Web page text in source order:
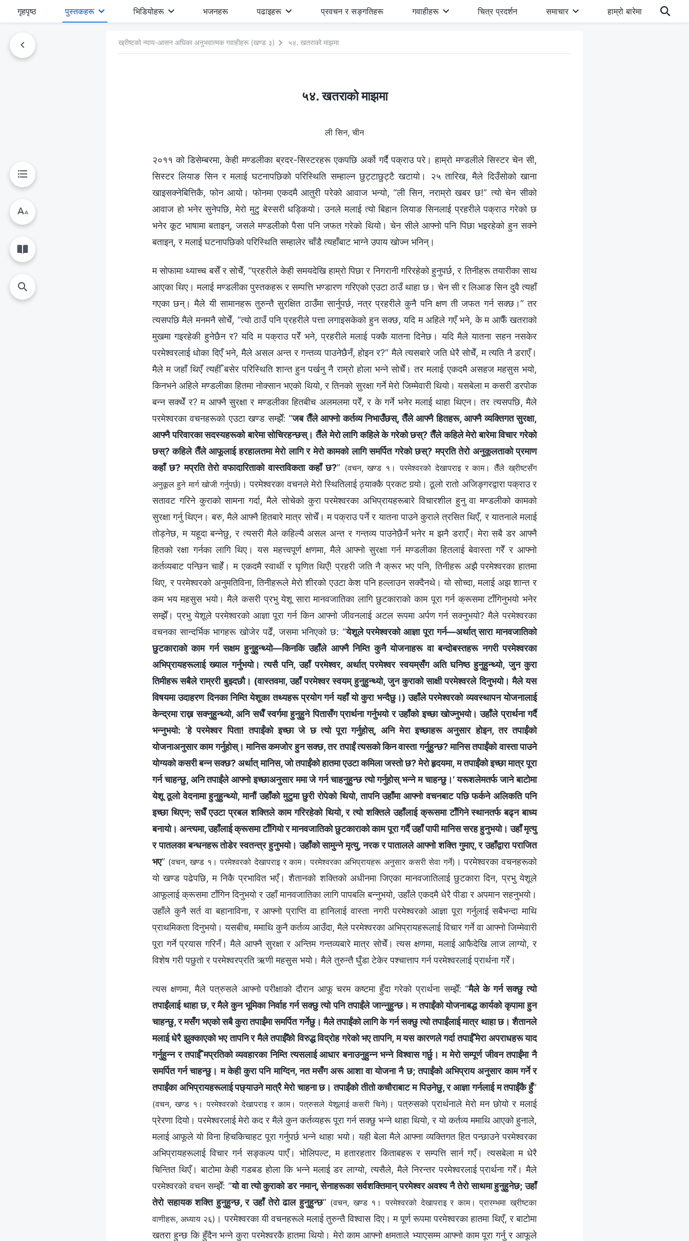
गृहपृष्ठ पुस्तकहरू भिडियोहरू भजनहरू पढाइहरू प्रवचन र सङ्गतिहरू गवाहीहरू चित्र प्रदर्शन समाचार हाम्रो बारेमा
ख्रीष्‍टको न्याय-आसन अघिका अनुभवात्मक गवाहीहरू (खण्ड ३) ५४. खतराको माझमा
५४. खतराको माझमा
ली सिन, चीन
२०११ को डिसेम्बरमा, केही मण्डलीका ब्रदर-सिस्टरहरू एकपछि अर्को गर्दै पक्राउ परे। हाम्रो मण्डलीले सिस्टर चेन सी,
सिस्टर लियाङ सिन र मलाई घटनापछिको परिस्थिति सम्हाल्न छुट्टाछुट्टै खटायो। २५ तारिख, मैले दिउँसोको खाना
खाइसक्नेबित्तिकै, फोन आयो। फोनमा एकदमै आतुरी परेको आवाज भन्यो, “ली सिन, नराम्रो खबर छ!” त्यो चेन सीको
आवाज हो भनेर सुनेपछि, मेरो मुटु बेस्सरी धड्कियो। उनले मलाई त्यो बिहान लियाङ सिनलाई प्रहरीले पक्राउ गरेको छ
भनेर कूट भाषामा बताइन्, जसले मण्डलीको पैसा पनि जफत गरेको थियो। चेन सीले आफ्नो पनि पिछा भइरहेको हुन सक्ने
बताइन्, र मलाई घटनापछिको परिस्थिति सम्हालेर चाँडै त्यहाँबाट भाग्ने उपाय खोज्न भनिन्।
म सोफामा थ्याच्च बसेँ र सोचेँ, “प्रहरीले केही समयदेखि हाम्रो पिछा र निगरानी गरिरहेको हुनुपर्छ, र तिनीहरू तयारीका साथ
आएका थिए। मलाई मण्डलीका पुस्तकहरू र सम्पत्ति भण्डारण गरिएको एउटा ठाउँ थाहा छ। चेन सी र लिआङ सिन दुवै त्यहाँ
गएका छन्। मैले यी सामानहरू तुरुन्तै सुरक्षित ठाउँमा सार्नुपर्छ, नत्र प्रहरीले कुनै पनि क्षण ती जफत गर्न सक्छ।” तर
त्यसपछि मैले मनमनै सोचेँ, “त्यो ठाउँ पनि प्रहरीले पत्ता लगाइसकेको हुन सक्छ, यदि म अहिले गएँ भने, के म आफैँ खतराको
मुखमा गइरहेकी हुनेछैन र? यदि म पक्राउ परेँ भने, प्रहरीले मलाई पक्कै यातना दिनेछ। यदि मैले यातना सहन नसकेर
परमेश्‍वरलाई धोका दिएँ भने, मैले असल अन्त र गन्तव्य पाउनेछैनँ, होइन र?” मैले त्यसबारे जति धेरै सोचेँ, म त्यति नै डराएँ।
मैले म जहाँ थिएँ त्यहीँ बसेर परिस्थिति शान्त हुन पर्खनु नै राम्रो होला भन्ने सोचेँ। तर मलाई एकदमै असहज महसुस भयो,
किनभने अहिले मण्डलीका हितमा नोक्सान भएको थियो, र तिनको सुरक्षा गर्ने मेरो जिम्मेवारी थियो। यसबेला म कसरी डरपोक
बन्न सक्थेँ र? म आफ्नै सुरक्षा र मण्डलीका हितबीच अलमलमा परेँ, र के गर्ने भनेर मलाई थाहा थिएन। तर त्यसपछि, मैले
परमेश्‍वरका वचनहरूको एउटा खण्ड सम्झेँ: “जब तैँले आफ्‍नो कर्तव्य निभाउँछस्, तैँले आफ्‍नै हितहरू, आफ्‍नै व्यक्तिगत सुरक्षा,
आफ्नै परिवारका सदस्यहरूको बारेमा सोचिरहन्छस्। तैँले मेरो लागि कहिले के गरेको छस्? तैँले कहिले मेरो बारेमा विचार गरेको
छस्? कहिले तैँले आफूलाई हरहालतमा मेरो लागि र मेरो कामको लागि समर्पित गरेको छस्? मप्रति तेरो अनुकूलताको प्रमाण
कहाँ छ? मप्रति तेरो वफादारिताको वास्तविकता कहाँ छ?” (वचन, खण्ड १। परमेश्‍वरको देखापराइ र काम। तैँले ख्रीष्‍टसँग
अनुकूल हुने मार्ग खोजी गर्नुपर्छ) । परमेश्‍वरका वचनले मेरो स्थितिलाई ठ्याक्कै प्रकट गर्‍यो। ठूलो रातो अजिङ्गरद्वारा पक्राउ र
सतावट गरिने कुराको सामना गर्दा, मैले सोचेको कुरा परमेश्‍वरका अभिप्रायहरूबारे विचारशील हुनु वा मण्डलीको कामको
सुरक्षा गर्नु थिएन। बरु, मैले आफ्नै हितबारे मात्र सोचेँ। म पक्राउ पर्ने र यातना पाउने कुराले त्रसित थिएँ, र यातनाले मलाई
तोड्नेछ, म यहूदा बन्नेछु, र त्यसरी मैले कहिल्यै असल अन्त र गन्तव्य पाउनेछैनँ भनेर म झनै डराएँ। मेरा सबै डर आफ्नै
हितको रक्षा गर्नका लागि थिए। यस महत्त्वपूर्ण क्षणमा, मैले आफ्नो सुरक्षा गर्न मण्डलीका हितलाई बेवास्ता गरेँ र आफ्नो
कर्तव्यबाट पन्छिन चाहेँ। म एकदमै स्वार्थी र घृणित थिएँ! प्रहरी जति नै क्रूर भए पनि, तिनीहरू अझै परमेश्‍वरका हातमा
थिए, र परमेश्‍वरको अनुमतिविना, तिनीहरूले मेरो शीरको एउटा केश पनि हल्लाउन सक्दैनथे। यो सोच्दा, मलाई अझ शान्त र
कम भय महसुस भयो। मैले कसरी प्रभु येशू सारा मानवजातिका लागि छुटकाराको काम पूरा गर्न क्रूसमा टाँगिनुभयो भनेर
सम्झेँ। प्रभु येशूले परमेश्‍वरको आज्ञा पूरा गर्न किन आफ्नो जीवनलाई अटल रूपमा अर्पण गर्न सक्नुभयो? मैले परमेश्‍वरका
वचनका सान्दर्भिक भागहरू खोजेर पढेँ, जसमा भनिएको छ: “येशूले परमेश्‍वरको आज्ञा पूरा गर्न—अर्थात् सारा मानवजातिको
छुटकाराको काम गर्न सक्षम हुनुहुन्थ्यो—किनकि उहाँले आफ्नै निम्ति कुनै योजनाहरू वा बन्दोबस्तहरू नगरी परमेश्‍वरका
अभिप्रायहरूलाई ख्याल गर्नुभयो। त्यसै पनि, उहाँ परमेश्‍वर, अर्थात् परमेश्‍वर स्वयम्‌सँग अति घनिष्ठ हुनुहुन्थ्यो, जुन कुरा
तिमीहरू सबैले राम्ररी बुझ्दछौ। (वास्तवमा, उहाँ परमेश्‍वर स्वयम्‌ हुनुहुन्थ्यो, जुन कुराको साक्षी परमेश्‍वरले दिनुभयो। मैले यस
विषयमा उदाहरण दिनका निम्ति येशूका तथ्यहरू प्रयोग गर्न यहाँ यो कुरा भन्दैछु।) उहाँले परमेश्‍वरको व्यवस्थापन योजनालाई
केन्द्रमा राख्न सक्‍नुहुन्थ्यो, अनि सधैँ स्वर्गमा हुनुहुने पितासँग प्रार्थना गर्नुभयो र उहाँको इच्छा खोज्नुभयो। उहाँले प्रार्थना गर्दै
भन्नुभयो: ‘हे परमेश्‍वर पिता! तपाईंको इच्छा जे छ त्यो पूरा गर्नुहोस्, अनि मेरा इच्छाहरू अनुसार होइन, तर तपाईंको
योजनाअनुसार काम गर्नुहोस्। मानिस कमजोर हुन सक्छ, तर तपाईं त्यसको किन वास्ता गर्नुहुन्छ? मानिस तपाईंको वास्ता पाउने
योग्यको कसरी बन्न सक्छ? अर्थात् मानिस, जो तपाईंको हातमा एउटा कमिला जस्तो छ? मेरो हृदयमा, म तपाईंको इच्छा मात्र पूरा
गर्न चाहन्छु, अनि तपाईंले आफ्नो इच्छाअनुसार ममा जे गर्न चाहनुहुन्छ त्यो गर्नुहोस् भन्‍ने म चाहन्छु।’ यरूशलेमतर्फ जाने बाटोमा
येशू ठूलो वेदनामा हुनुहुन्थ्यो, मानौं उहाँको मुटुमा छुरी रोपेको थियो, तापनि उहाँमा आफ्नो वचनबाट पछि फर्कने अलिकति पनि
इच्छा थिएन; सधैँ एउटा प्रबल शक्तिले काम गरिरहेको थियो, र त्यो शक्तिले उहाँलाई क्रूसमा टाँगिने स्थानतर्फ बढ्न बाध्य
बनायो। अन्त्यमा, उहाँलाई क्रूसमा टाँगियो र मानवजातिको छुटकाराको काम पूरा गर्दै उहाँ पापी मानिस सरह हुनुभयो। उहाँ मृत्यु
र पातलका बन्धनहरू तोडेर स्वतन्त्र हुनुभयो। उहाँको सामुन्ने मृत्यु, नरक र पातालले आफ्‍नो शक्ति गुमाए, र उहाँद्वारा पराजित
भए” (वचन, खण्ड १। परमेश्‍वरको देखापराइ र काम। परमेश्‍वरका अभिप्रायहरू अनुसार कसरी सेवा गर्ने) । परमेश्‍वरका वचनहरूको
यो खण्ड पढेपछि, म निकै प्रभावित भएँ। शैतानको शक्तिको अधीनमा जिएका मानवजातिलाई छुटकारा दिन, प्रभु येशूले
आफूलाई क्रूसमा टाँगिन दिनुभयो र उहाँ मानवजातिका लागि पापबलि बन्नुभयो, उहाँले एकदमै धेरै पीडा र अपमान सहनुभयो।
उहाँले कुनै सर्त वा बहानाविना, र आफ्नो प्राप्ति वा हानिलाई वास्ता नगरी परमेश्‍वरको आज्ञा पूरा गर्नुलाई सबैभन्दा माथि
प्राथमिकता दिनुभयो। यसबीच, ममाथि कुनै कर्तव्य आउँदा, मैले परमेश्‍वरका अभिप्रायहरूलाई विचार गर्ने वा आफ्नो जिम्मेवारी
पूरा गर्ने प्रयास गरिनँ। मैले आफ्नै सुरक्षा र अन्तिम गन्तव्यबारे मात्र सोचेँ। त्यस क्षणमा, मलाई आफैदेखि लाज लाग्यो, र
विशेष गरी पछुतो र परमेश्‍वरप्रति ऋणी महसुस भयो। मैले तुरुन्तै घुँडा टेकेर पश्चात्ताप गर्न परमेश्‍वरलाई प्रार्थना गरेँ।
त्यस क्षणमा, मैले पत्रुसले आफ्नो परीक्षाको दौरान आफू चरम कष्टमा हुँदा गरेको प्रार्थना सम्झेँ: “मैले के गर्न सक्छु त्यो
तपाईंलाई थाहा छ, र मैले कुन भूमिका निर्वाह गर्न सक्छु त्यो पनि तपाईंले जान्‍नुहुन्छ। म तपाईंको योजनाबद्ध कार्यको कृपामा हुन
चाहन्छु, र मसँग भएको सबै कुरा तपाईंमा समर्पित गर्नेछु। मैले तपाईंको लागि के गर्न सक्छु त्यो तपाईंलाई मात्र थाहा छ। शैतानले
मलाई धेरै झुक्‍काएको भए तापनि र मैले तपाईँको विरुद्ध विद्रोह गरेको भए तापनि, म यस कारणले गर्दा तपाईँ मेरा अपराधहरू याद
गर्नुहुन्‍न र तपाईँ मप्रतिको व्यवहारका निम्ति त्यसलाई आधार बनाउनुहुन्‍न भन्‍ने विश्‍वास गर्छु। म मेरो सम्पूर्ण जीवन तपाईंमा नै
समर्पित गर्न चाहन्छु। म केही कुरा पनि माग्दिन, नत मसँग अरू आशा वा योजना नै छ; तपाईंको अभिप्राय अनुसार काम गर्ने र
तपाईंका अभिप्रायहरूलाई पछ्याउने मात्रै मेरो चाहना छ। तपाईंको तीतो कचौराबाट म पिउनेछु, र आज्ञा गर्नलाई म तपाईंकै हुँ”
(वचन, खण्ड १। परमेश्‍वरको देखापराइ र काम। पत्रुसले येशूलाई कसरी चिने) । पत्रुसको प्रार्थनाले मेरो मन छोयो र मलाई
प्रेरणा दियो। परमेश्‍वरलाई मेरो कद र मैले कुन कर्तव्यहरू पूरा गर्न सक्छु भन्‍ने थाहा थियो, र यो कर्तव्य ममाथि आएको हुनाले,
मलाई आफूले यो विना हिचकिचाहट पूरा गर्नुपर्छ भन्‍ने थाहा भयो। यही बेला मैले आफ्ना व्यक्तिगत हित पन्छाउने परमेश्‍वरका
अभिप्रायहरूलाई विचार गर्न सङ्कल्प पाएँ। भोलिपल्ट, म हतारहतार किताबहरू र सम्पत्ति सार्न गएँ। त्यसबेला म धेरै
चिन्तित थिएँ। बाटोमा केही गडबड होला कि भन्ने मलाई डर लाग्यो, त्यसैले, मैले निरन्तर परमेश्‍वरलाई प्रार्थना गरेँ। मैले
परमेश्‍वरको वचन सम्झेँ: “यो वा त्यो कुराको डर नमान्, सेनाहरूका सर्वशक्तिमान्‌ परमेश्‍वर अवश्य नै तेरो साथमा हुनुहुनेछ; उहाँ
तेरो सहायक शक्ति हुनुहुन्छ, र उहाँ तेरो ढाल हुनुहुन्छ” (वचन, खण्ड १। परमेश्‍वरको देखापराइ र काम। प्रारम्‍भमा ख्रीष्‍टका
वाणीहरू, अध्याय २६) । परमेश्‍वरका यी वचनहरूले मलाई तुरुन्तै विश्‍वास दिए। म पूर्ण रूपमा परमेश्‍वरका हातमा थिएँ, र बाटोमा
खतरा हुन्छ कि हुँदैन भन्‍ने कुरा परमेश्‍वरकै हातमा थियो। मेरो काम आफ्नो क्षमताले भ्याएसम्म आफ्नो काम पूरा गर्नु र आफूले